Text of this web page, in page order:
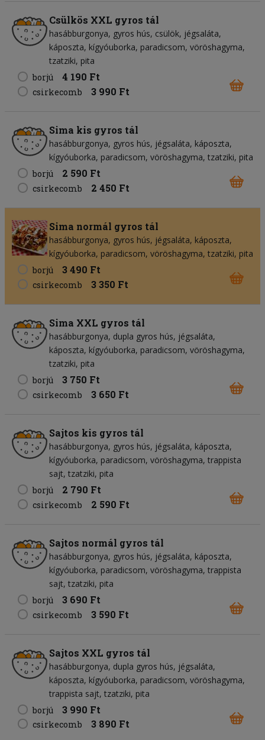
Csülkös XXL gyros tál
hasábburgonya gyros hús csülök jégsaláta
káposzta kígyóuborka paradicsom vöröshagyma
tzatziki pita
borjú
4 190 Ft
csirkecomb 3 990 Ft
Sima kis gyros tál
hasábburgonya gyros hús jégsaláta káposzta
kígyóuborka paradicsom vöröshagyma tzatziki pita
borjú
2 590 Ft
csirkecomb 2 450 Ft
Sima normál gyros tál
hasábburgonya gyros hús jégsaláta káposzta
kígyóuborka paradicsom vöröshagyma tzatziki pita
borjú
3 490 Ft
csirkecomb 3 350 Ft
Sima XXL gyros tál
hasábburgonya dupla gyros hús jégsaláta
káposzta kígyóuborka paradicsom vöröshagyma
tzatziki pita
borjú
3 750 Ft
csirkecomb 3 650 Ft
Sajtos kis gyros tál
hasábburgonya gyros hús jégsaláta káposzta
kígyóuborka paradicsom vöröshagyma trappista
sajt tzatziki pita
borjú
2 790 Ft
csirkecomb 2 590 Ft
Sajtos normál gyros tál
hasábburgonya gyros hús jégsaláta káposzta
kígyóuborka paradicsom vöröshagyma trappista
sajt tzatziki pita
borjú
3 690 Ft
csirkecomb 3 590 Ft
Sajtos XXL gyros tál
hasábburgonya dupla gyros hús jégsaláta
káposzta kígyóuborka paradicsom vöröshagyma
trappista sajt tzatziki pita
borjú
3 990 Ft
csirkecomb 3 890 Ft